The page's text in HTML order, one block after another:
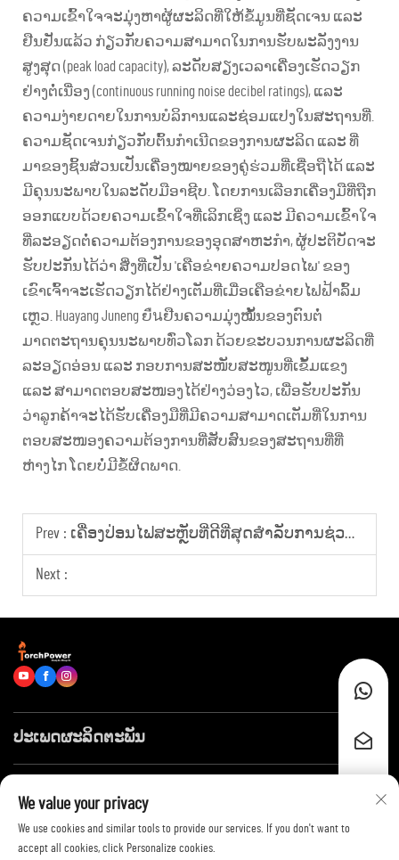
ຄວາມເຂົ້າໃຈຈະມຸ່ງຫາຜູ້ຜະລິດທີ່ໃຫ້ຂໍ້ມູນທີ່ຊັດເຈນ ແລະ
ຢືນຢັນແລ້ວ ກ່ຽວກັບຄວາມສາມາດໃນການຮັບພະລັງງານ
ສູງສຸດ (peak load capacity), ລະດັບສຽງເວລາເຄື່ອງເຮັດວຽກ
ຢ່າງຕໍ່ເນື່ອງ (continuous running noise decibel ratings), ແລະ
ຄວາມງ່າຍດາຍໃນການບໍລິການແລະຊ່ອມແປງໃນສະຖານທີ່.
ຄວາມຊັດເຈນກ່ຽວກັບຕົ້ນກຳເນີດຂອງການຜະລິດ ແລະ ທີ່
ມາຂອງຊິ້ນສ່ວນເປັນເຄື່ອງໝາຍຂອງຄູ່ຮ່ວມທີ່ເຊື່ອຖືໄດ້ ແລະ
ມີຄຸນນະພາບໃນລະດັບມືອາຊີບ. ໂດຍການເລືອກເຄື່ອງມືທີ່ຖືກ
ອອກແບບດ້ວຍຄວາມເຂົ້າໃຈທີ່ເລິກເຊິ່ງ ແລະ ມີຄວາມເຂົ້າໃຈ
ທີ່ລະອຽດຕໍ່ຄວາມຕ້ອງການຂອງອຸດສາຫະກຳ, ຜູ້ປະຕິບັດຈະ
ຮັບປະກັນໄດ້ວ່າ ສິ່ງທີ່ເປັນ 'ເຄືອຂ່າຍຄວາມປອດໄພ' ຂອງ
ເຂົາເຈົ້າຈະເຮັດວຽກໄດ້ຢ່າງເຕັມທີ່ເມື່ອເຄືອຂ່າຍໄຟຟ້າລົ້ມ
ເຫຼວ. Huayang Juneng ຍืนຢືນຄວາມມຸ່ງໝັ້ນຂອງຕົນຕໍ່
ມາດຕະຖານຄຸນນະພາບທົ່ວໂລກ ດ້ວຍຂະບວນການຜະລິດທີ່
ລະອຽດອ່ອນ ແລະ ກອບການສະໜັບສະໜູນທີ່ເຂັ້ມແຂງ
ແລະ ສາມາດຕອບສະໜອງໄດ້ຢ່າງວ່ອງໄວ, ເພື່ອຮັບປະກັນ
ວ່າລູກຄ້າຈະໄດ້ຮັບເຄື່ອງມືທີ່ມີຄວາມສາມາດເຕັມທີ່ໃນການ
ຕອບສະໜອງຄວາມຕ້ອງການທີ່ສັບສົນຂອງສະຖານທີ່ທີ່
ຫ່າງໄກ ໂດຍບໍ່ມີຂໍ້ຜິດພາດ.
Prev : ເຄື່ອງປ່ອນໄຟສະຫຼັບທີ່ດີທີ່ສຸດສຳລັບການຊ່ວຍເຫຼືອໃນເຫດໄຟໄໝ້ ແລະ ການເຮັດວຽກທີ່ເຂດໄກ້ເຂດ
Next :
ປະເພດຜະລິດຕະພັນ
ຕິດຕໍ່ພວກເຮົາ
We value your privacy
We use cookies and similar tools to provide our services. If you don't want to
accept all cookies, click Personalize cookies.